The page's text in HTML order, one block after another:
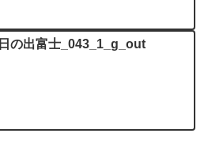
日の出富士_043_1_g_out